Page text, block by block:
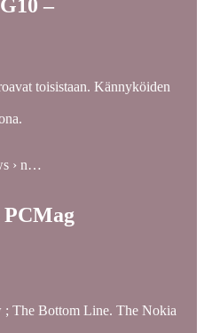
–
toisistaan. Kännyköiden
› n…
PCMag
The Bottom Line. The Nokia